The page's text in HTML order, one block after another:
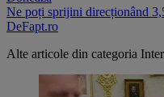
Ne poți sprijini direcționând
DeFapt.ro
Alte articole din categoria